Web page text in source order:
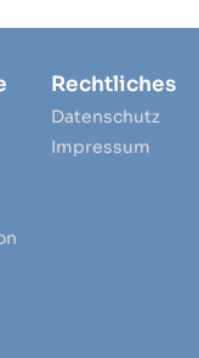
Rechtliches
Datenschutz
Impressum